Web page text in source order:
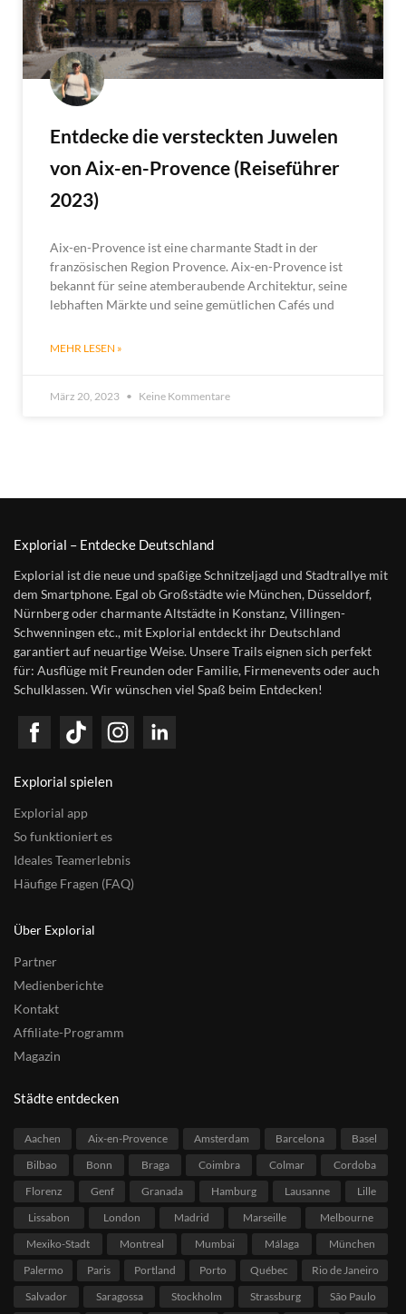
Entdecke die versteckten Juwelen
von Aix-en-Provence (Reiseführer
2023)
Aix-en-Provence ist eine charmante Stadt in der
französischen Region Provence. Aix-en-Provence ist
bekannt für seine atemberaubende Architektur, seine
lebhaften Märkte und seine gemütlichen Cafés und
MEHR LESEN »
März 20, 2023 Keine Kommentare
Explorial – Entdecke Deutschland
Explorial ist die neue und spaßige Schnitzeljagd und Stadtrallye mit
dem Smartphone. Egal ob Großstädte wie München, Düsseldorf,
Nürnberg oder charmante Altstädte in Konstanz, Villingen-
Schwenningen etc., mit Explorial entdeckt ihr Deutschland
garantiert auf neuartige Weise. Unsere Trails eignen sich perfekt
für: Ausflüge mit Freunden oder Familie, Firmenevents oder auch
Schulklassen. Wir wünschen viel Spaß beim Entdecken!
Explorial spielen
Explorial app
So funktioniert es
Ideales Teamerlebnis
Häufige Fragen (FAQ)
Über Explorial
Partner
Medienberichte
Kontakt
Affiliate-Programm
Magazin
Städte entdecken
Aachen Aix-en-Provence Amsterdam Barcelona
Basel
Bilbao
Bonn Braga Coimbra Colmar
Cordoba
Florenz
Genf Granada Hamburg Lausanne
Lille
Lissabon
London Madrid Marseille
Melbourne
Mexiko-Stadt
Montreal Mumbai Málaga
München
Palermo
Paris Portland Porto Québec
Rio de Janeiro
Salvador
Saragossa Stockholm Strassburg São Paulo